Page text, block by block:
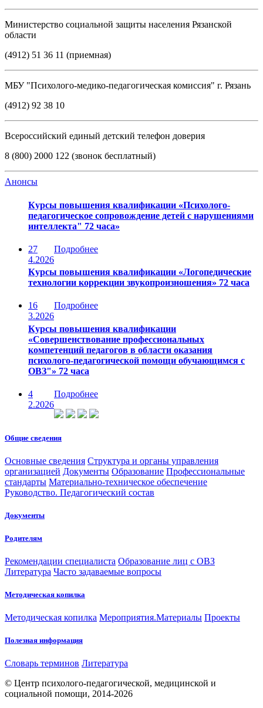
Министерство социальной защиты населения Рязанской
области
(4912) 51 36 11 (приемная)
МБУ "Психолого-медико-педагогическая комиссия" г. Рязань
(4912) 92 38 10
Всероссийский единый детский телефон доверия
8 (800) 2000 122 (звонок бесплатный)
Анонсы
Курсы повышения квалификации «Психолого-
педагогическое сопровождение детей с нарушениями
интеллекта" 72 часа»
27
4.2026
Подробнее
Курсы повышения квалификации «Логопедические
технологии коррекции звукопроизношения» 72 часа
16
3.2026
Подробнее
Курсы повышения квалификации
«Совершенствование профессиональных
компетенций педагогов в области оказания
психолого-педагогической помощи обучающимся с
ОВЗ"» 72 часа
4
2.2026
Подробнее
Общие сведения
Основные сведения Структура и органы управления
организацией Документы Образование Профессиональные
стандарты Материально-техническое обеспечение
Руководство. Педагогический состав
Документы
Родителям
Рекомендации специалиста Образование лиц с ОВЗ
Литература Часто задаваемые вопросы
Методическая копилка
Методическая копилка Мероприятия.Материалы Проекты
Полезная информация
Словарь терминов Литература
© Центр психолого-педагогической, медицинской и
социальной помощи, 2014-2026